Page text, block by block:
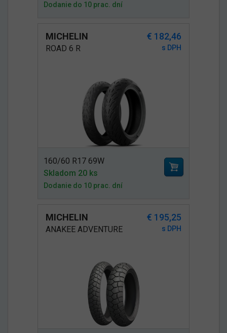
Dodanie do 10 prac. dní
MICHELIN € 182,46
ROAD 6 R s DPH
160/60 R17 69W
Skladom 20 ks
Dodanie do 10 prac. dní
MICHELIN € 195,25
ANAKEE ADVENTURE s DPH